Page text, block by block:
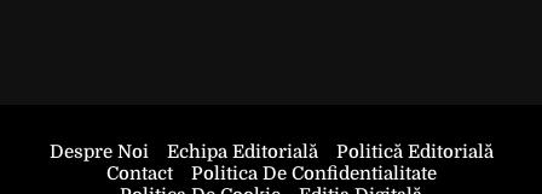
Despre Noi Echipa Editorială
Politică Editorială
Contact
Politica De Confidentialitate